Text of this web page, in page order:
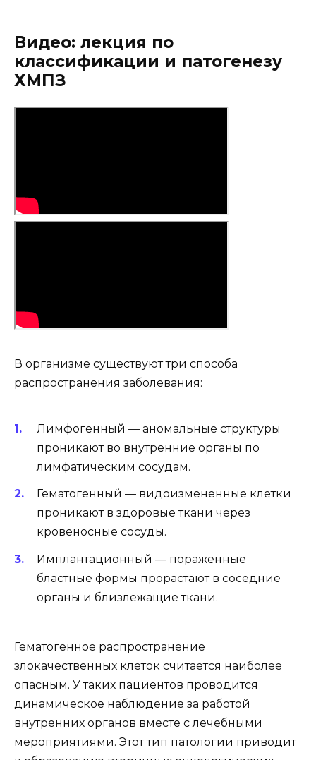
Видео: лекция по
классификации и патогенезу
ХМПЗ
В организме существуют три способа
распространения заболевания:
Лимфогенный — аномальные структуры
проникают во внутренние органы по
лимфатическим сосудам.
Гематогенный — видоизмененные клетки
проникают в здоровые ткани через
кровеносные сосуды.
Имплантационный — пораженные
бластные формы прорастают в соседние
органы и близлежащие ткани.
Гематогенное распространение
злокачественных клеток считается наиболее
опасным. У таких пациентов проводится
динамическое наблюдение за работой
внутренних органов вместе с лечебными
мероприятиями. Этот тип патологии приводит